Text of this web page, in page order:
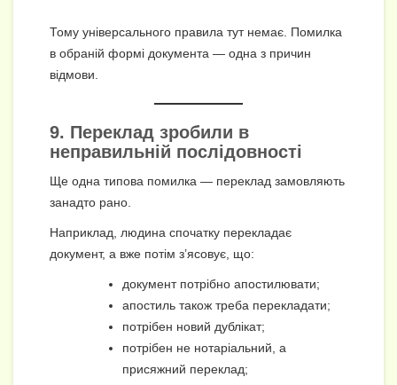
Тому універсального правила тут немає. Помилка
в обраній формі документа — одна з причин
відмови.
9. Переклад зробили в
неправильній послідовності
Ще одна типова помилка — переклад замовляють
занадто рано.
Наприклад, людина спочатку перекладає
документ, а вже потім з’ясовує, що:
документ потрібно апостилювати;
апостиль також треба перекладати;
потрібен новий дублікат;
потрібен не нотаріальний, а
присяжний переклад;